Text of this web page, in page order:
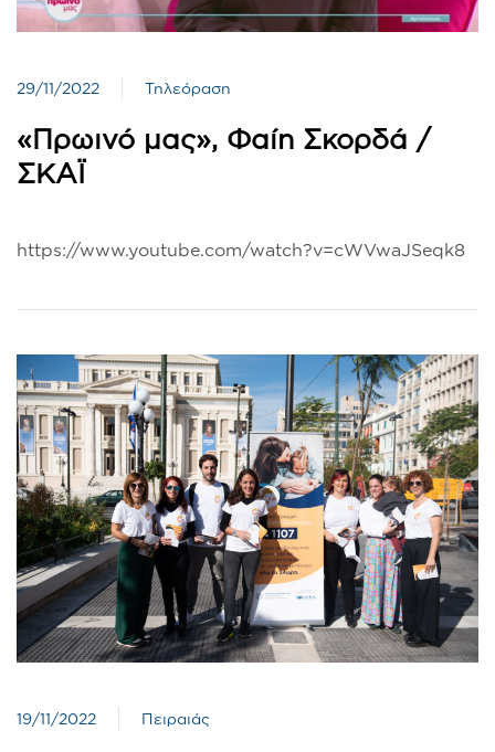
29/11/2022 Τηλεόραση
«Πρωινό μας», Φαίη Σκορδά /
ΣΚΑΪ
https://www.youtube.com/watch?v=cWVwaJSeqk8
19/11/2022 Πειραιάς